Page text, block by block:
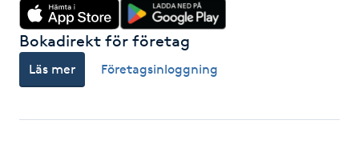
Huduppstramning
Hudvård
Bokadirekt för företag
Läs mer Företagsinloggning